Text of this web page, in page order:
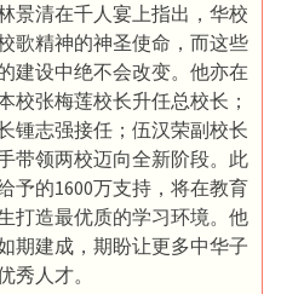
景清在千人宴上指出，华校
歌精神的神圣使命，而这些
建设中绝不会改变。他亦在
校张梅莲校长升任总校长；
锺志强接任；伍汉荣副校长
带领两校迈向全新阶段。此
予的1600万支持，将在教育
打造最优质的学习环境。他
期建成，期盼让更多中华子
秀人才。